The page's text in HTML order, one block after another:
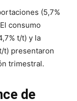
(5,7%
consumo
t/t) y la
t) presentaron
trimestral.
de